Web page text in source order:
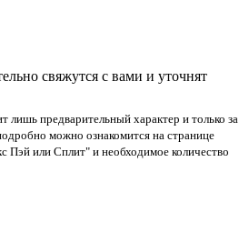
свяжутся с вами и уточнят
лишь предварительный характер и только за
можно ознакомится на странице
Пэй или Сплит" и необходимое количество